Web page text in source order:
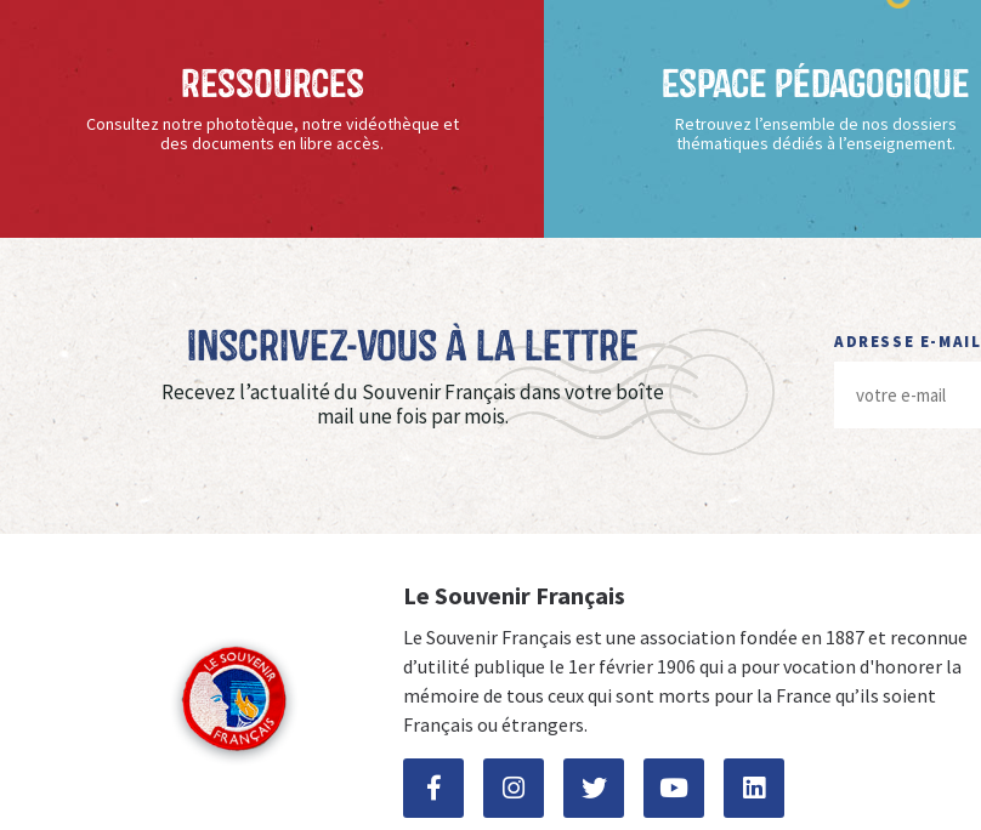
Ressources
Consultez notre phototèque, notre vidéothèque et
des documents en libre accès.
Espace Pédagogique
Retrouvez l’ensemble de nos dossiers
thématiques dédiés à l’enseignement.
Inscrivez-vous à La Lettre
Recevez l’actualité du Souvenir Français dans votre boîte
mail une fois par mois.
ADRESSE E-MAIL
Le Souvenir Français
Le Souvenir Français est une association fondée en 1887 et reconnue
d’utilité publique le 1er février 1906 qui a pour vocation d'honorer la
mémoire de tous ceux qui sont morts pour la France qu’ils soient
Français ou étrangers.